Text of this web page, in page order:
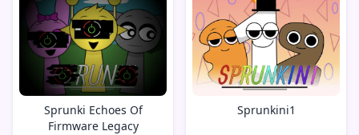
Sprunki Echoes Of
Firmware Legacy
Sprunkini1